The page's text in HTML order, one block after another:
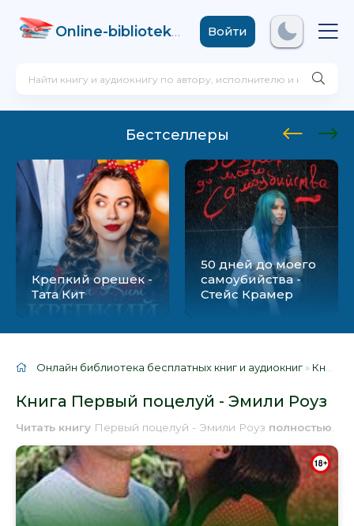
Online-biblioteka .comВойти
Бестселлеры
Крепкий орешек -
Тата Кит
50 дней до моего
самоубийства -
Стейс Крамер
Онлайн библиотека бесплатных книг и аудиокниг » Книги
Книга Первый поцелуй - Эмили Роуз
Читать книгу Первый поцелуй - Эмили Роуз полностью